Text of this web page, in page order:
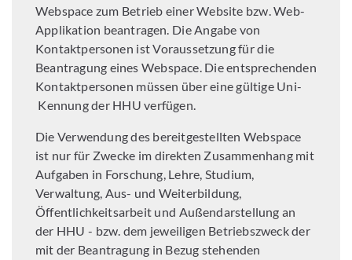
Webspace zum Betrieb einer Website bzw. Web-
Applikation beantragen. Die Angabe von
Kontaktpersonen ist Voraussetzung für die
Beantragung eines Webspace. Die entsprechenden
Kontaktpersonen müssen über eine gültige Uni-​
Kennung der HHU verfügen.
Die Verwendung des bereitgestellten Webspace
ist nur für Zwecke im direkten Zusammenhang mit
Aufgaben in Forschung, Lehre, Studium,
Verwaltung, Aus- und Weiterbildung,
Öffentlichkeitsarbeit und Außendarstellung an
der HHU - bzw. dem jeweiligen Betriebszweck der
mit der Beantragung in Bezug stehenden